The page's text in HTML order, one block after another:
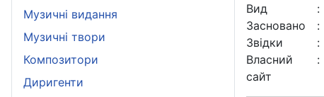
Музичні видання
Музичні твори
Композитори
Диригенти
Вид
:
Засновано
:
Звідки
:
Власний
сайт
: